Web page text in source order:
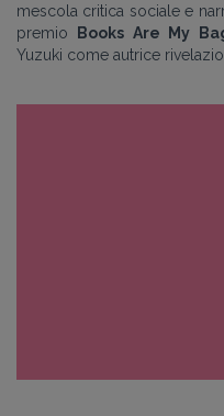
mescola critica sociale e
premio
Books Are My
Yuzuki come autrice